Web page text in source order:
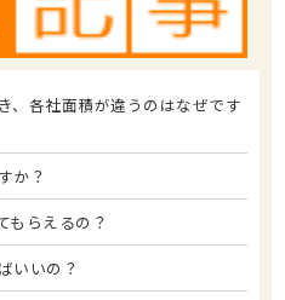
、各社面積が違うのはなぜです
か？
もらえるの？
いいの？